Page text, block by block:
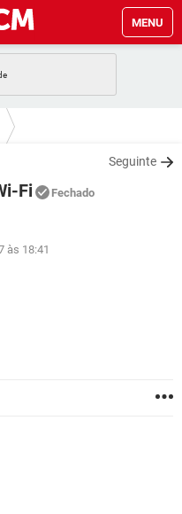
MENU
WHATSAPP
EXCEL
Seguinte
Fi Fechado
às 18:41